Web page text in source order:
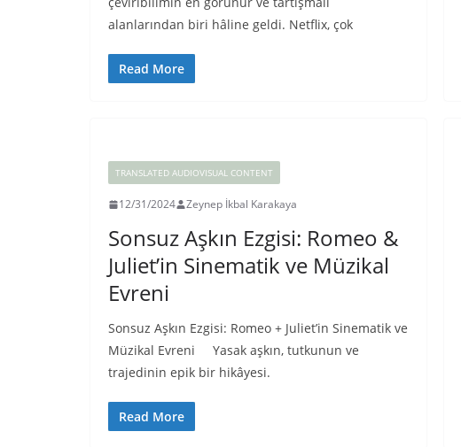
alanlarından biri hâline geldi. Netflix, çok
Read More
TRANSLATED AUDIOVISUAL CONTENT
12/31/2024 Zeynep İkbal Karakaya
Sonsuz Aşkın Ezgisi: Romeo &
Juliet’in Sinematik ve Müzikal
Evreni
Sonsuz Aşkın Ezgisi: Romeo + Juliet’in Sinematik ve
Müzikal Evreni Yasak aşkın, tutkunun ve
trajedinin epik bir hikâyesi.
Read More